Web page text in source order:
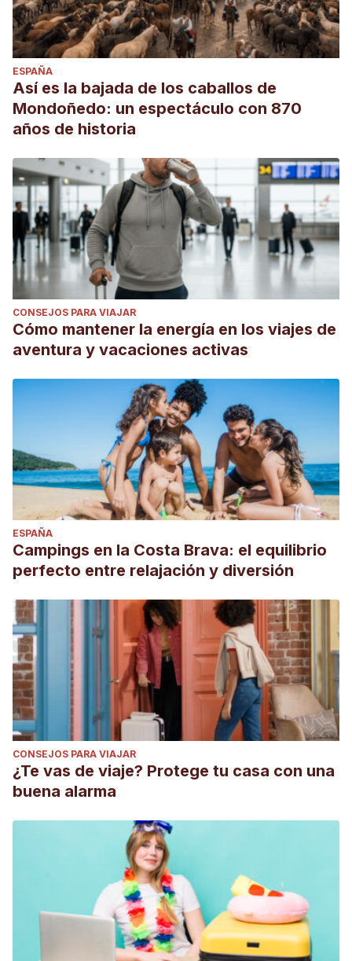
ESPAÑA
Así es la bajada de los caballos de
Mondoñedo: un espectáculo con 870
años de historia
CONSEJOS PARA VIAJAR
Cómo mantener la energía en los viajes de
aventura y vacaciones activas
ESPAÑA
Campings en la Costa Brava: el equilibrio
perfecto entre relajación y diversión
CONSEJOS PARA VIAJAR
¿Te vas de viaje? Protege tu casa con una
buena alarma